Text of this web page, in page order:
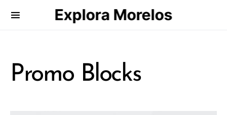
Explora Morelos
Search for:
Promo Blocks